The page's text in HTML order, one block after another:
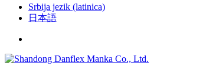
Srbija jezik (latinica)
日本語